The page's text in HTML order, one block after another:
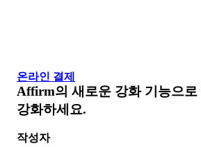
온라인 결제
Affirm의 새로운 강화 기능으로
강화하세요.
작성자